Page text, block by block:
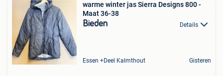
warme winter jas Sierra Designs 800 -
Maat 36-38
Bieden Details
Essen +Deel Kalmthout Gisteren